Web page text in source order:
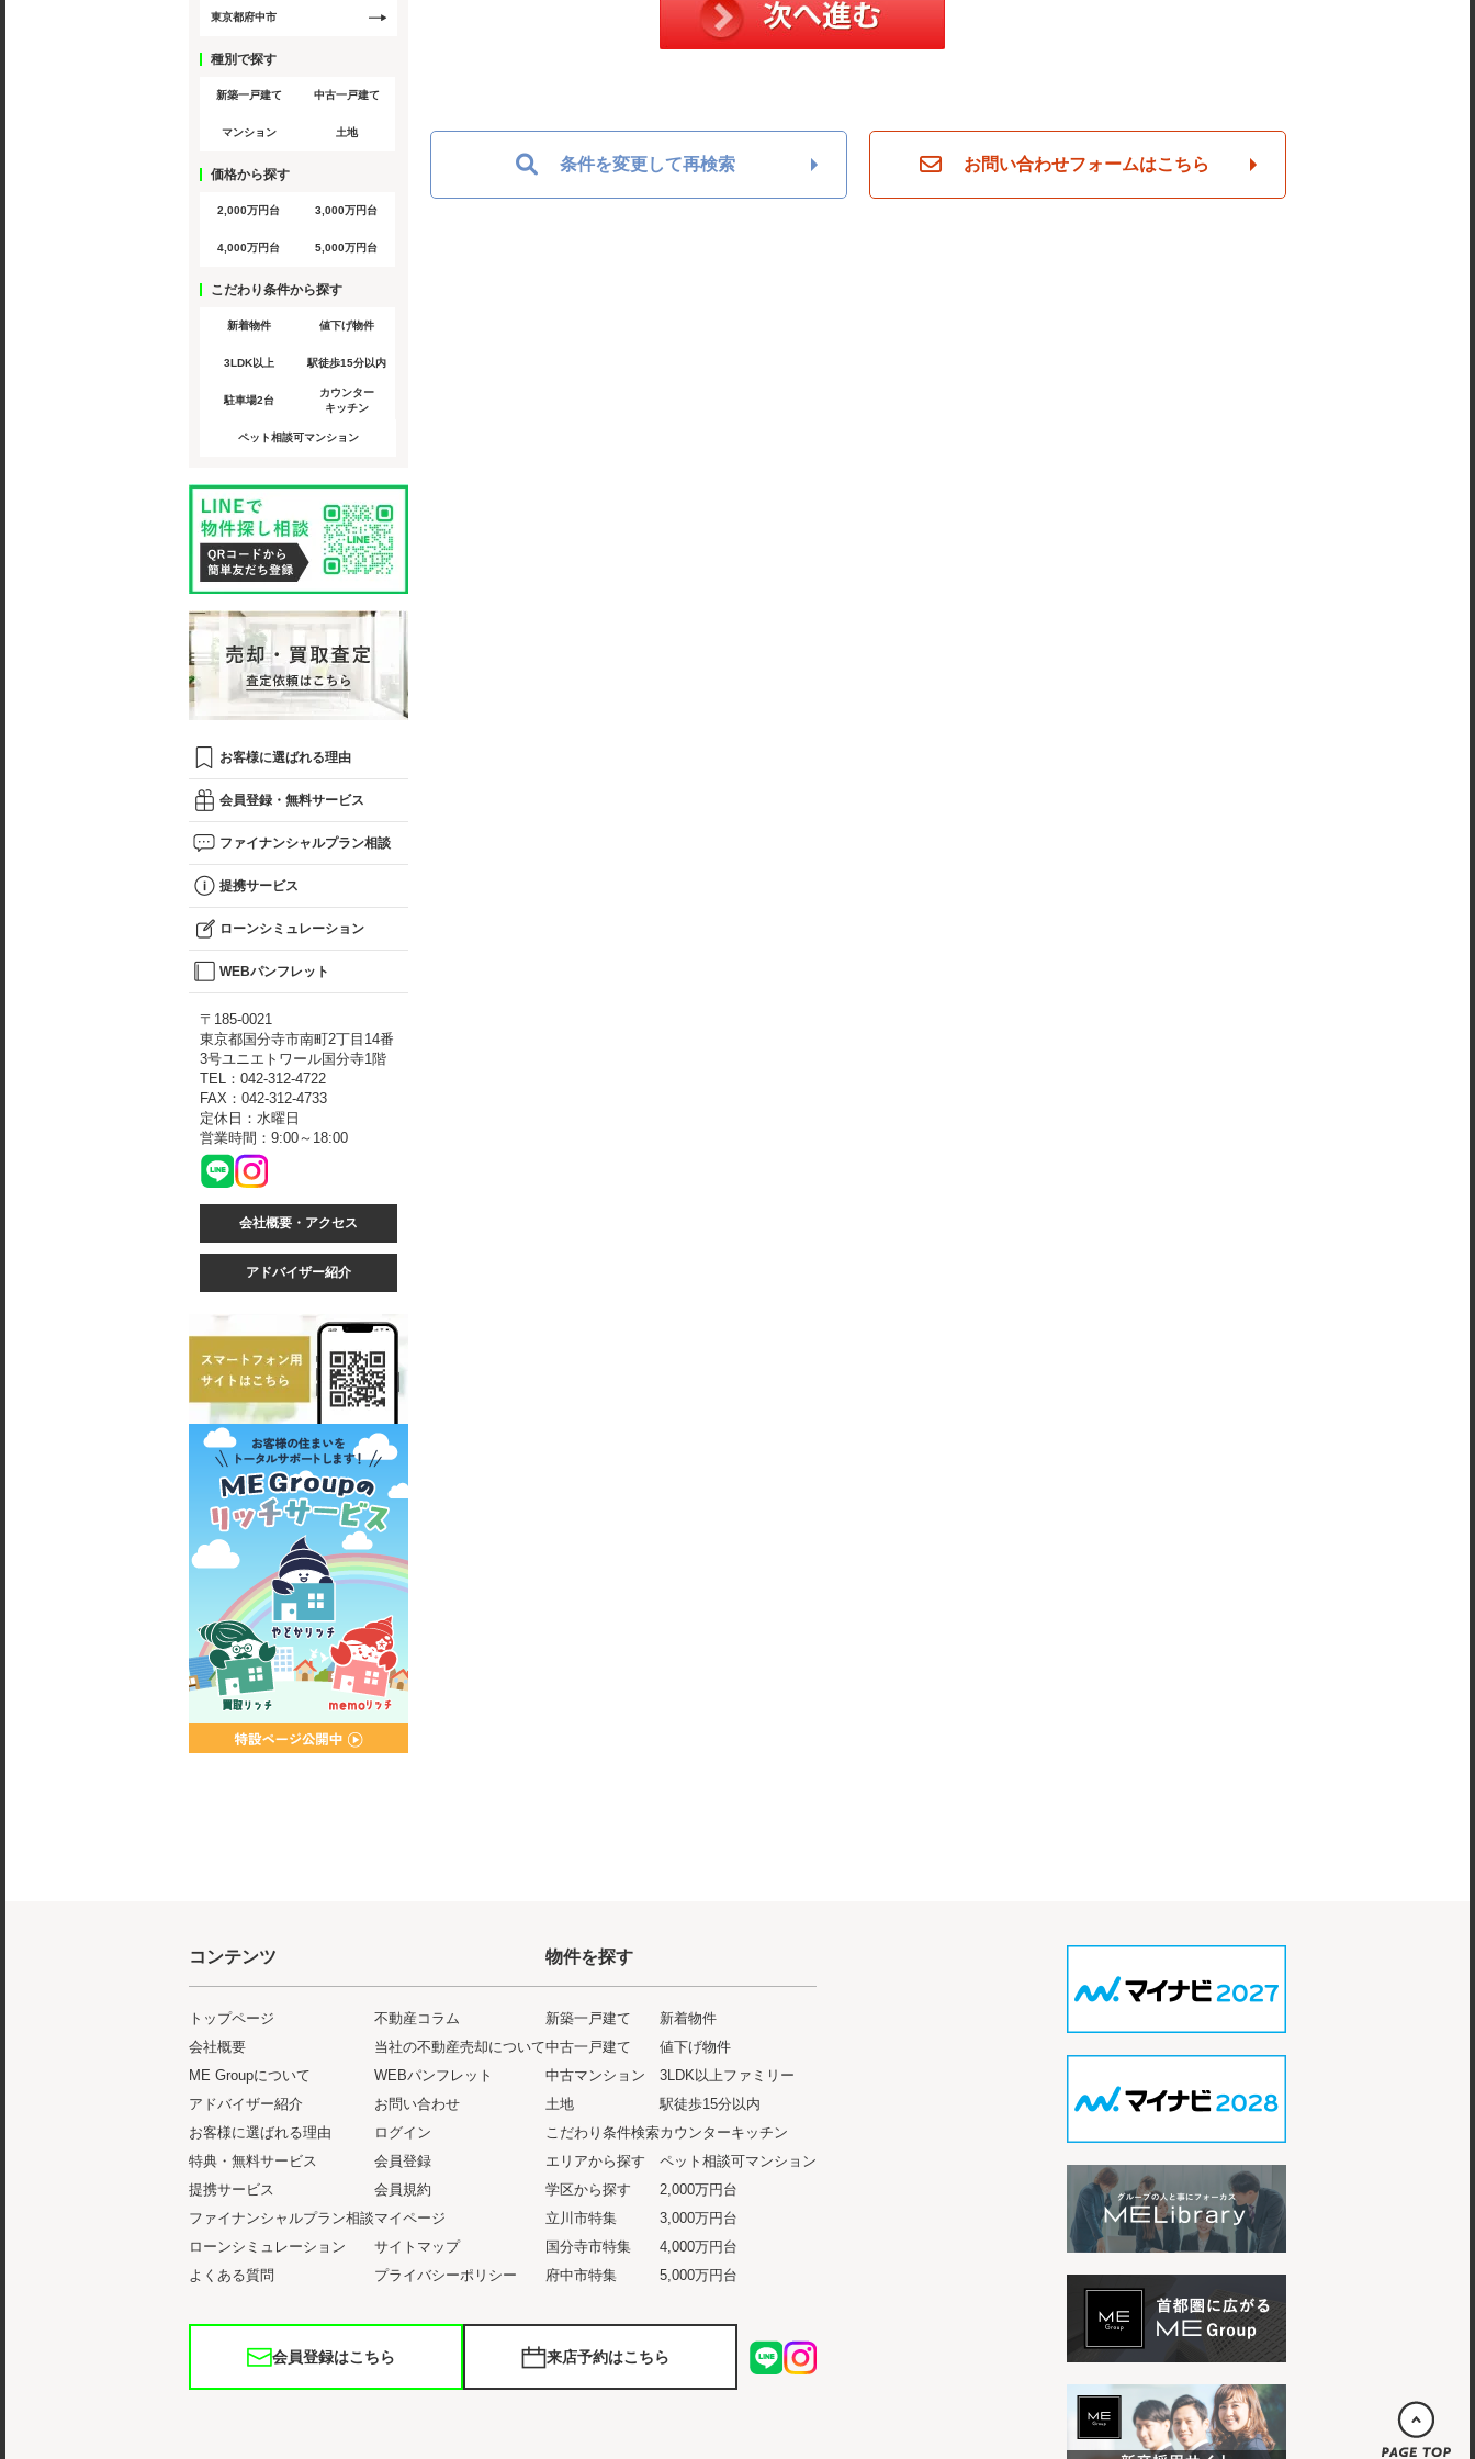
条件を変更して再検索 お問い合わせフォームはこちら
東京都府中市
種別で探す
新築一戸建て 中古一戸建て
マンション 土地
価格から探す
2,000万円台 3,000万円台
4,000万円台 5,000万円台
こだわり条件から探す
新着物件 値下げ物件
3LDK以上 駅徒歩15分以内
駐車場2台
カウンター
キッチン
ペット相談可マンション
お客様に選ばれる理由
会員登録・無料サービス
ファイナンシャルプラン相談
提携サービス
ローンシミュレーション
WEBパンフレット
〒185-0021
東京都国分寺市南町2丁目14番
3号ユニエトワール国分寺1階
TEL：042-312-4722
FAX：042-312-4733
定休日：水曜日
営業時間：9:00～18:00
会社概要・アクセス
アドバイザー紹介
コンテンツ
トップページ
会社概要
ME Groupについて
アドバイザー紹介
お客様に選ばれる理由
特典・無料サービス
提携サービス
ファイナンシャルプラン相談
ローンシミュレーション
よくある質問
不動産コラム
当社の不動産売却について
WEBパンフレット
お問い合わせ
ログイン
会員登録
会員規約
マイページ
サイトマップ
プライバシーポリシー
物件を探す
新築一戸建て
中古一戸建て
中古マンション
土地
こだわり条件検索
エリアから探す
学区から探す
立川市特集
国分寺市特集
府中市特集
新着物件
値下げ物件
3LDK以上ファミリー
駅徒歩15分以内
カウンターキッチン
ペット相談可マンション
2,000万円台
3,000万円台
4,000万円台
5,000万円台
会員登録はこちら 来店予約はこちら